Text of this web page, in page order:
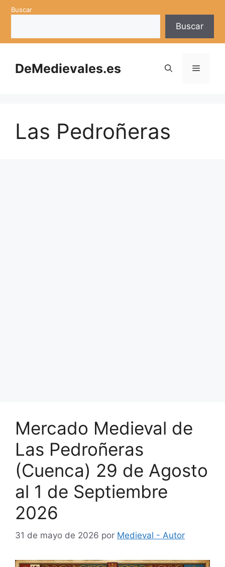
SaltarBuscar
Buscar
DeMedievales.es Menú
Las Pedroñeras
Mercado Medieval de
Las Pedroñeras
(Cuenca) 29 de Agosto
al 1 de Septiembre
2026
31 de mayo de 2026 por Medieval - Autor